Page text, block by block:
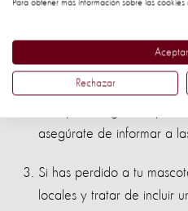
Si conoces a alguien que está
Reserva de agua potable
asegúrate de informar a
Si has perdido a tu
locales y tratar de incluir
Para obtener más información sobre las cookies
Rechazar